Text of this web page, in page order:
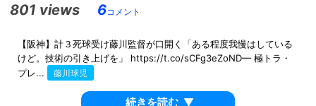
801 views 6コメント
【阪神】計３死球受け藤川監督が口開く「ある程度我慢はしている
けど。技術の引き上げを」 https://t.co/sCFg3eZoND— 極トラ・
プレ...
藤川球児
続きを読む ▼